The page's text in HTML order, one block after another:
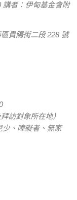
講者：伊甸基金會附
貴陽街二段 228 號
訪對象所在地）
、障礙者、無家